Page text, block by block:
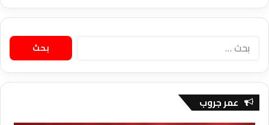
البحث
عن:
عمر جروب